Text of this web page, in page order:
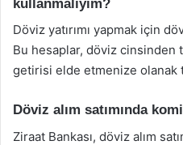
kullanmalıyım?
Döviz yatırımı yapmak için
Bu hesaplar, döviz cinsinden
getirisi elde etmenize olanak
Döviz alım satımında
Ziraat Bankası, döviz alım